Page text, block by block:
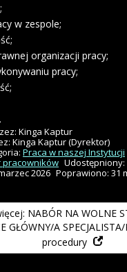
w zespole;
organizacji pracy;
pracy;
Kinga Kaptur
Kinga Kaptur(Dyrektor)
Praca w naszej Instytucji
pracowników Udostępniony:
2026 Poprawiono: 31
NABÓR NA WOLNE
GŁÓWNY/A
procedury